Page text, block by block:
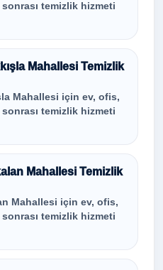
temizlik hizmeti
Mahallesi Temizlik
Mahallesi için ev, ofis,
temizlik hizmeti
Mahallesi Temizlik
Mahallesi için ev, ofis,
temizlik hizmeti